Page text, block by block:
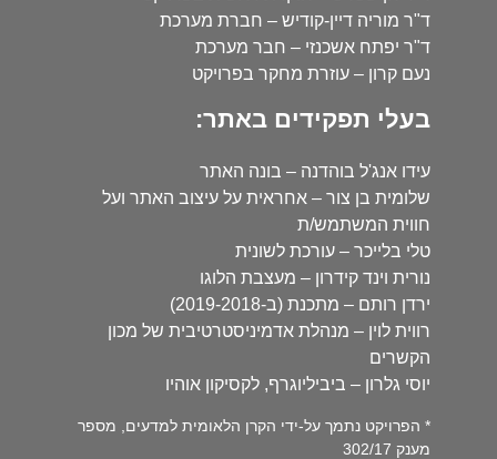
ד"ר מוריה דיין-קודיש – חברת מערכת
ד"ר יפתח אשכנזי – חבר מערכת
נעם קרון – עוזרת מחקר בפרויקט
בעלי תפקידים באתר:
עידו אנג'ל בוהדנה – בונה האתר
שלומית בן צור – אחראית על עיצוב האתר ועל
חווית המשתמש/ת
טלי בלייכר – עורכת לשונית
נורית וינד קידרון – מעצבת הלוגו
ירדן רותם – מתכנת (ב-2019-2018)
רווית לוין – מנהלת אדמיניסטרטיבית של מכון
הקשרים
יוסי גלרון – ביביליוגרף, לקסיקון אוהיו
* הפרויקט נתמך על-ידי הקרן הלאומית למדעים, מספר
מענק 302/17